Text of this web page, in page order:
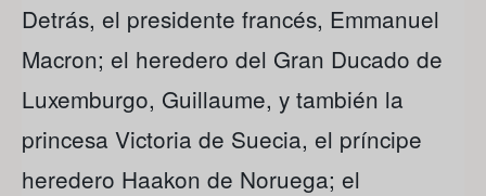
Detrás, el presidente francés, Emmanuel
Macron; el heredero del Gran Ducado de
Luxemburgo, Guillaume, y también la
princesa Victoria de Suecia, el príncipe
heredero Haakon de Noruega; el